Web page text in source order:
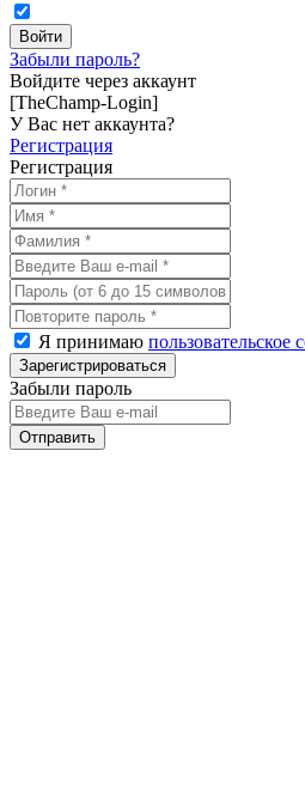
Забыли пароль?
Войдите через аккаунт
[TheChamp-Login]
У Вас нет аккаунта?
Регистрация
Регистрация
Я принимаю пользовательское
Забыли пароль